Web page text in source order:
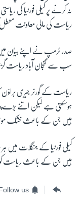
نہ کرنے پر کیلی فورنیا کی
ریاست کی مالی معاونت
صدر ٹرمپ نے اپنے بیان میں
سب سے گنجان آباد ریاست
ریاست کے گورنر جیری براؤن
ہوسکتی ہے لیکن اتنے بڑے
ہیں جن کے باعث خشک
کیلی فورنیا کے جنگلات
ہیں جن کے باعث ریاست کو
us